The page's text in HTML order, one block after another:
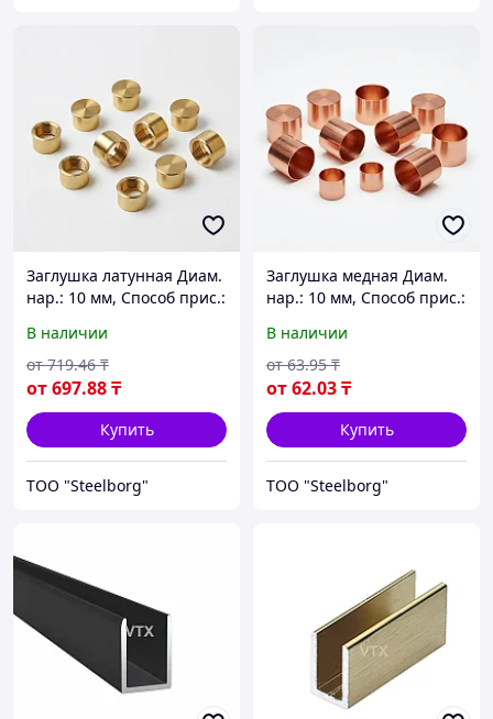
Заглушка латунная Диам.
нар.: 10 мм, Способ прис.:
В наличии
от697.88₸
от 719.46 ₸
Купить
ТОО "Steelborg"
Заглушка медная Диам.
нар.: 10 мм, Способ прис.:
В наличии
от62.03₸
от 63.95 ₸
Купить
ТОО "Steelborg"